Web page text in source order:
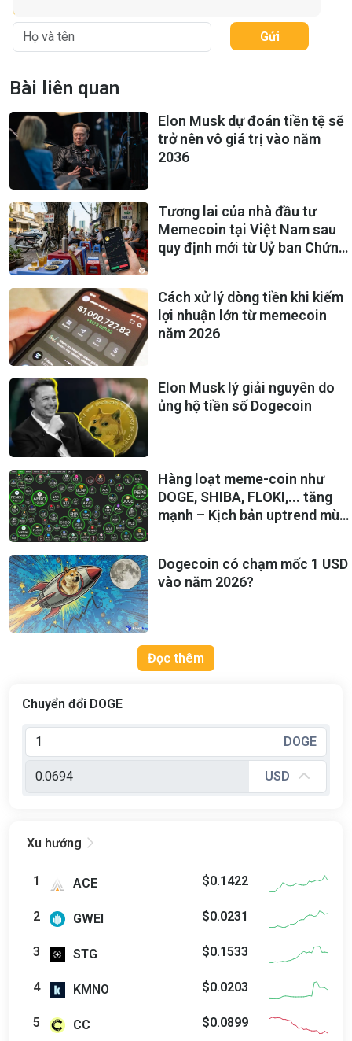
Gửi
Bài liên quan
Elon Musk dự đoán tiền tệ sẽ
trở nên vô giá trị vào năm
2036
Tương lai của nhà đầu tư
Memecoin tại Việt Nam sau
quy định mới từ Uỷ ban Chứng
Cách xử lý dòng tiền khi kiếm
lợi nhuận lớn từ memecoin
năm 2026
Elon Musk lý giải nguyên do
ủng hộ tiền số Dogecoin
Hàng loạt meme-coin như
DOGE, SHIBA, FLOKI,... tăng
mạnh – Kịch bản uptrend mùa
Dogecoin có chạm mốc 1 USD
vào năm 2026?
Đọc thêm
Chuyển đổi DOGE
DOGE
USD 
Xu hướng
ACE $0.1422
GWEI $0.0231
STG $0.1533
KMNO $0.0203
CC $0.0899